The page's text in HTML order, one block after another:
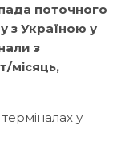
поточного
з Україною у
з
місяць,
у